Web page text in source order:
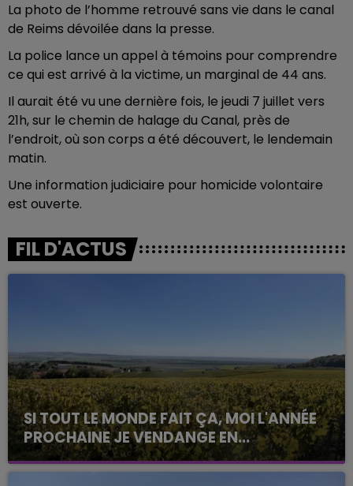
La photo de l’homme retrouvé sans vie dans le canal
de Reims dévoilée dans la presse.
La police lance un appel à témoins pour comprendre
ce qui est arrivé à la victime, un marginal de 44 ans.
Il aurait été vu une dernière fois, le jeudi 7 juillet vers
21h, sur le chemin de halage du Canal, près de
l’endroit, où son corps a été découvert, le lendemain
matin.
Une information judiciaire pour homicide volontaire
est ouverte.
FIL D'ACTUS
SI TOUT LE MONDE FAIT ÇA, MOI L'ANNÉE
PROCHAINE JE VENDANGE EN...
La vendange en Champagne a débuté ce jeudi 6
août dans la commune de Montgueux (Aube). Du